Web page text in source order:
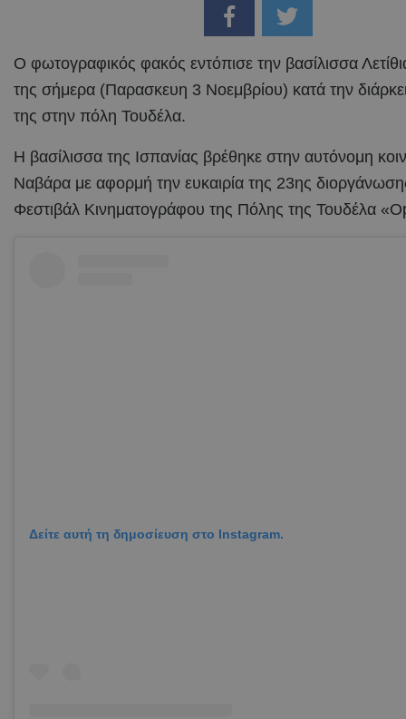
Ο φωτογραφικός φακός εντόπισε την βασίλισσα
της σήμερα (Παρασκευη 3 Νοεμβρίου) κατά την
της στην πόλη Τουδέλα.
Η βασίλισσα της Ισπανίας βρέθηκε στην αυτόνομη
Ναβάρα με αφορμή την ευκαιρία της 23ης
Φεστιβάλ Κινηματογράφου της Πόλης της Τουδέλα
Δείτε αυτή τη δημοσίευση στο Instagram.